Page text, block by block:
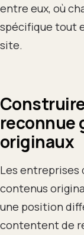
entre eux, où
spécifique tout
site.
reconnue
originaux
Les entreprises
contenus
une position
contentent de